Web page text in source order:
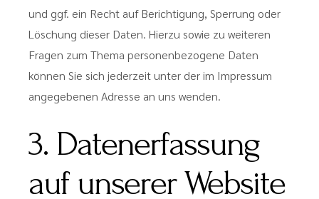
und ggf. ein Recht auf Berichtigung, Sperrung oder
Löschung dieser Daten. Hierzu sowie zu weiteren
Fragen zum Thema personenbezogene Daten
können Sie sich jederzeit unter der im Impressum
angegebenen Adresse an uns wenden.
3. Datenerfassung
auf unserer Website